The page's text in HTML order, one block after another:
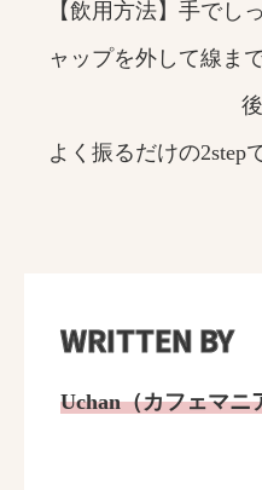
【飲用方法】手でし
ャップを外して
後、中身が
よく振るだけの2step
WRITTEN BY
Uchan（カフェマニ